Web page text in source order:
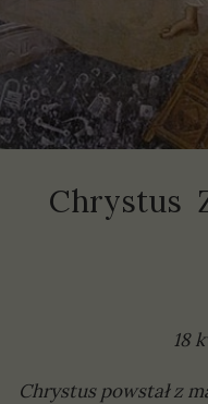
Chrystus
18
Chrystus powstał z